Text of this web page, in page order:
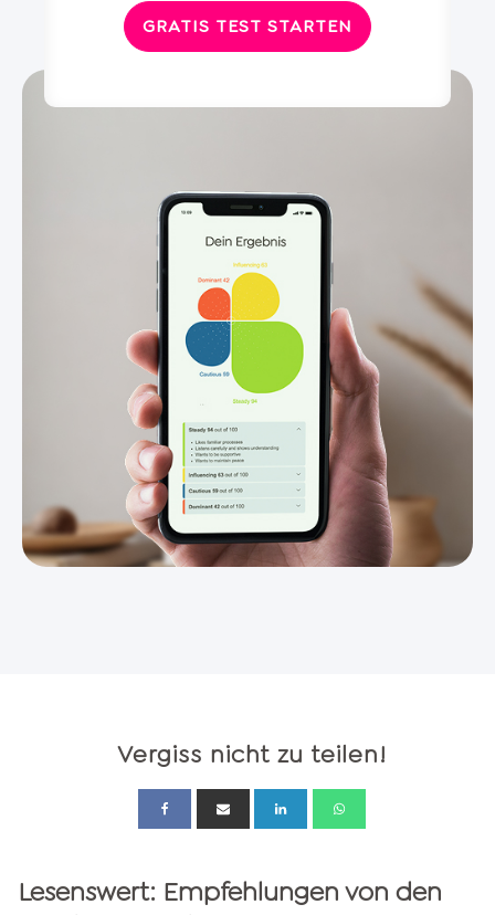
GRATIS TEST STARTEN
Vergiss nicht zu teilen!
Lesenswert: Empfehlungen von den